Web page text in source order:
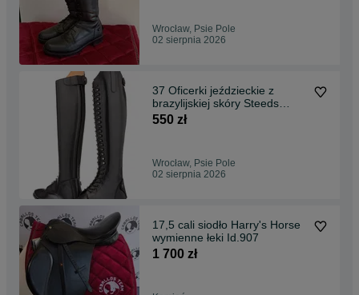
Wrocław, Psie Pole
02 sierpnia 2026
37 Oficerki jeździeckie z
brazylijskiej skóry Steeds
Porto Allegre
550 zł
Wrocław, Psie Pole
02 sierpnia 2026
17,5 cali siodło Harry's Horse
wymienne łeki Id.907
1 700 zł